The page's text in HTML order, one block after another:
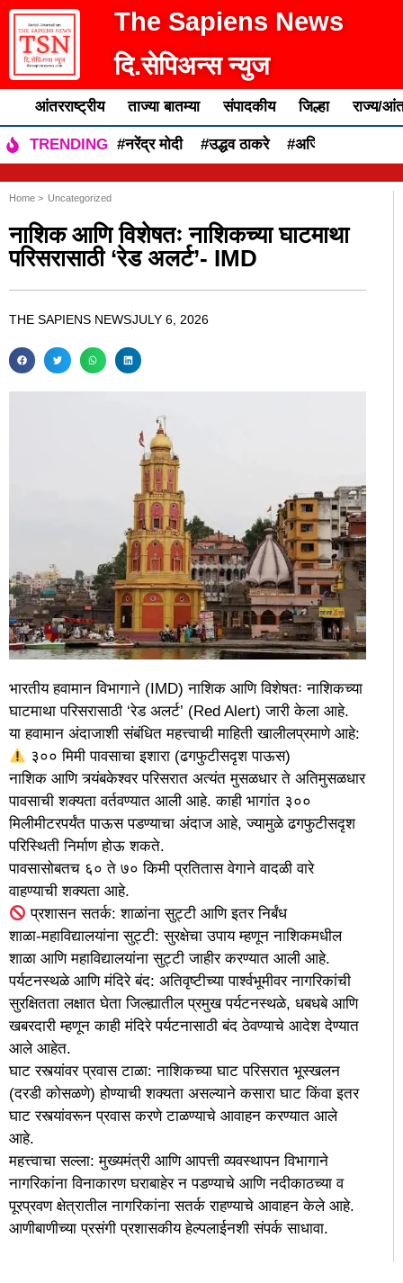
The Sapiens News
दि.सेपिअन्स न्युज
आंतरराष्ट्रीय ताज्या बातम्या संपादकीय जिल्हा राज्य/
TRENDING #नरेंद्र मोदी #उद्धव ठाकरे #अजित पवार
Home > Uncategorized
नाशिक आणि विशेषतः नाशिकच्या घाटमाथा
परिसरासाठी ‘रेड अलर्ट’- IMD
THE SAPIENS NEWSJULY 6, 2026
भारतीय हवामान विभागाने (IMD) नाशिक आणि विशेषतः नाशिकच्या
घाटमाथा परिसरासाठी ‘रेड अलर्ट’ (Red Alert) जारी केला आहे.
या हवामान अंदाजाशी संबंधित महत्त्वाची माहिती खालीलप्रमाणे आहे:
३०० मिमी पावसाचा इशारा (ढगफुटीसदृश पाऊस)
नाशिक आणि त्र्यंबकेश्वर परिसरात अत्यंत मुसळधार ते अतिमुसळधार
पावसाची शक्यता वर्तवण्यात आली आहे. काही भागांत ३००
मिलीमीटरपर्यंत पाऊस पडण्याचा अंदाज आहे, ज्यामुळे ढगफुटीसदृश
परिस्थिती निर्माण होऊ शकते.
पावसासोबतच ६० ते ७० किमी प्रतितास वेगाने वादळी वारे
वाहण्याची शक्यता आहे.
प्रशासन सतर्क: शाळांना सुट्टी आणि इतर निर्बंध
शाळा-महाविद्यालयांना सुट्टी: सुरक्षेचा उपाय म्हणून नाशिकमधील
शाळा आणि महाविद्यालयांना सुट्टी जाहीर करण्यात आली आहे.
पर्यटनस्थळे आणि मंदिरे बंद: अतिवृष्टीच्या पार्श्वभूमीवर नागरिकांची
सुरक्षितता लक्षात घेता जिल्ह्यातील प्रमुख पर्यटनस्थळे, धबधबे आणि
खबरदारी म्हणून काही मंदिरे पर्यटनासाठी बंद ठेवण्याचे आदेश देण्यात
आले आहेत.
घाट रस्त्यांवर प्रवास टाळा: नाशिकच्या घाट परिसरात भूस्खलन
(दरडी कोसळणे) होण्याची शक्यता असल्याने कसारा घाट किंवा इतर
घाट रस्त्यांवरून प्रवास करणे टाळण्याचे आवाहन करण्यात आले
आहे.
महत्त्वाचा सल्ला: मुख्यमंत्री आणि आपत्ती व्यवस्थापन विभागाने
नागरिकांना विनाकारण घराबाहेर न पडण्याचे आणि नदीकाठच्या व
पूरप्रवण क्षेत्रातील नागरिकांना सतर्क राहण्याचे आवाहन केले आहे.
आणीबाणीच्या प्रसंगी प्रशासकीय हेल्पलाईनशी संपर्क साधावा.